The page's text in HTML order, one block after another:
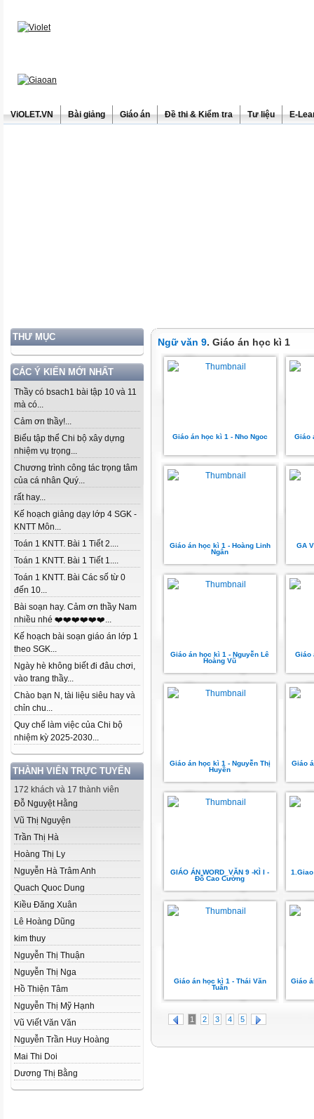
ViOLET.VN Bài giảng Giáo án Đề thi & Kiểm tra Tư liệu E-
THƯ MỤC
CÁC Ý KIẾN MỚI NHẤT
Thầy có bsach1 bài tập 10 và 11
mà có...
Cảm ơn thầy!...
Biểu tập thể Chi bộ xây dựng
nhiệm vụ trọng...
Chương trình công tác trọng tâm
của cá nhân Quý...
rất hay...
Kế hoạch giảng dạy lớp 4 SGK -
KNTT Môn...
Toán 1 KNTT. Bài 1 Tiết 2....
Toán 1 KNTT. Bài 1 Tiết 1....
Toán 1 KNTT. Bài Các số từ 0
đến 10...
Bài soạn hay. Cảm ơn thầy Nam
nhiều nhé ❤️❤️❤️❤️❤️❤️...
Kế hoạch bài soạn giáo án lớp 1
theo SGK...
Ngày hè không biết đi đâu chơi,
vào trang thầy...
Chào bạn N, tài liệu siêu hay và
chỉn chu...
Quy chế làm việc của Chi bộ
nhiệm kỳ 2025-2030...
THÀNH VIÊN TRỰC TUYẾN
172 khách và 17 thành viên
Đỗ Nguyệt Hằng
Vũ Thị Nguyện
Trần Thị Hà
Hoàng Thị Ly
Nguyễn Hà Trâm Anh
Quach Quoc Dung
Kiều Đăng Xuân
Lê Hoàng Dũng
kim thuy
Nguyễn Thị Thuận
Nguyễn Thị Nga
Hồ Thiện Tâm
Nguyễn Thị Mỹ Hạnh
Vũ Viết Văn Văn
Nguyễn Trần Huy Hoàng
Mai Thi Doi
Dương Thị Bằng
Ngữ văn 9. Giáo án học kì 1
Giáo án học kì 1 - Nho Ngoc Giáo
Giáo án học kì 1 - Hoàng Linh
Ngân
GA
Giáo án học kì 1 - Nguyễn Lê
Hoàng Vũ
Giáo
Giáo án học kì 1 - Nguyễn Thị
Huyền
Giáo
GIÁO ÁN WORD_VĂN 9 -KÌ I -
Đỗ Cao Cường
Giáo án học kì 1 - Thái Văn
Tuấn
Giáo
1 2 3 4 5